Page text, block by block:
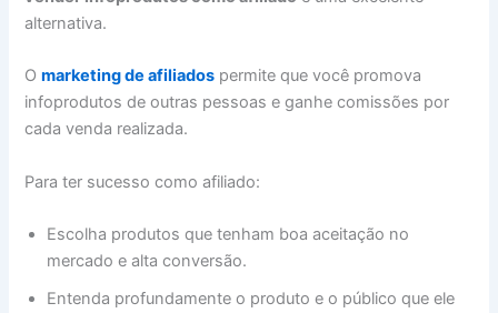
alternativa.
Omarketing de afiliados permite que você promova
infoprodutos de outras pessoas e ganhe comissões por
cada venda realizada.
Para ter sucesso como afiliado:
Escolha produtos que tenham boa aceitação no
mercado e alta conversão.
Entenda profundamente o produto e o público que ele